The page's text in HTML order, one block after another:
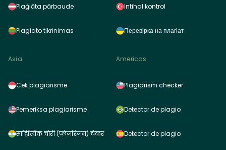
Plaģiāta pārbaude
Plagiato tikrinimas
Intihal kontrol
Перевірка на плагіат
Asia
Cek plagiarisme
Pemeriksa plagiarisme
साहित्यिक चोरी (प्लेजरिज़म) चेकर
Americas
Plagiarism checker
Detector de plagio
Detector de plagio